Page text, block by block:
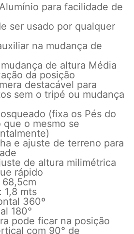
para facilidade de
ser usado por qualquer
na mudança de
de altura Média
da posição
destacável para
sem o tripé ou mudança
(fixa os Pés do
o mesmo se
e ajuste de terreno para
de altura milimétrica
rápido
1,8 mts
360º
180°
pode ficar na posição
com 90° de